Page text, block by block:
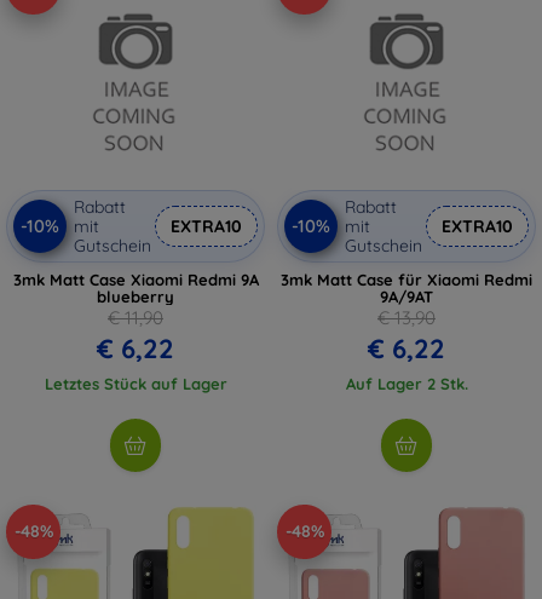
-10%
Rabatt
mit
Gutschein
EXTRA10
3mk Matt Case Xiaomi Redmi 9A
blueberry
€ 11,90
€ 6,22
Letztes Stück auf Lager
-10%
Rabatt
mit
Gutschein
EXTRA10
3mk Matt Case für Xiaomi Redmi
9A/9AT
€ 13,90
€ 6,22
Auf Lager 2 Stk.
-48% -48%